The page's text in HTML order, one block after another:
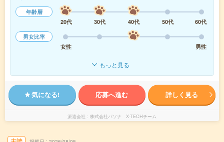
年齢層
20代
30代 40代 50代
60代
男女比率
女性
男性
もっと見る
気になる! 応募へ進む 詳しく見る
派遣会社 株式会社パソナ X-TECHチーム